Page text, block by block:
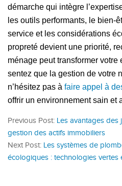
démarche qui intègre
les outils performants, le bien-
service et les considérations
propreté devient une priorité,
ménage peut transformer
sentez que la gestion de votre
n’hésitez pas à faire appel à
offrir un environnement sain et
Previous Post: Les avantages des
gestion des actifs immobiliers
Next Post: Les systèmes de
écologiques : technologies vertes